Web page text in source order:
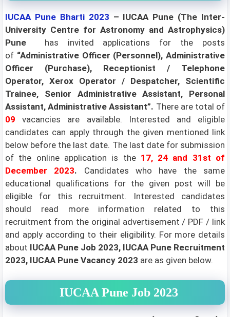
IUCAA Pune Bharti 2023 – IUCAA Pune (The Inter-
University Centre for Astronomy and Astrophysics)
Pune
has invited applications for the posts
of “Administrative Officer (Personnel), Administrative
Officer (Purchase), Receptionist / Telephone
Operator, Xerox Operator / Despatcher, Scientific
Trainee, Senior Administrative Assistant, Personal
Assistant, Administrative Assistant”. There are total of
09
vacancies are available. Interested and eligible
candidates can apply through the given mentioned link
below before the last date. The last date for submission
of the online application is the 17, 24 and 31st of
December 2023.
Candidates who have the same
educational qualifications for the given post will be
eligible for this recruitment. Interested candidates
should read more information related to this
recruitment from the original advertisement / PDF / link
and apply according to their eligibility. For more details
about IUCAA Pune Job 2023, IUCAA Pune Recruitment
2023, IUCAA Pune Vacancy 2023 are as given below.
IUCAA Pune Job 2023